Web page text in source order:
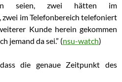
seien, zwei hätten im
im Telefonbereich telefoniert
Kunde herein gekommen
jemand da sei.” (nsu-watch)
die genaue Zeitpunkt des